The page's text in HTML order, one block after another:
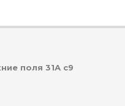
поля 31А с9